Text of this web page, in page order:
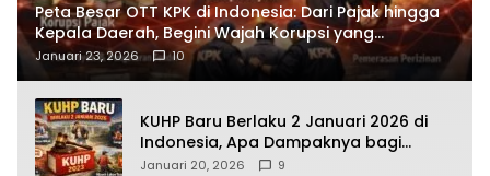
Peta Besar OTT KPK di Indonesia: Dari Pajak hingga
Kepala Daerah, Begini Wajah Korupsi yang
Terbongkar
Januari 23, 2026 10
KUHP Baru Berlaku 2 Januari 2026 di
Indonesia, Apa Dampaknya bagi
Kehidupan Warga? Ini Aturan Kunci
Januari 20, 2026 9